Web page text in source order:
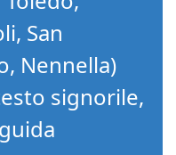
San
Nennella)
signorile,